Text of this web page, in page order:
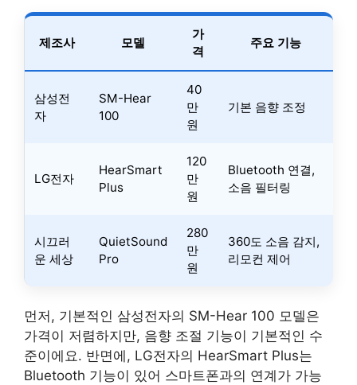
제조사 모델
가
격
주요 기능
삼성전
자
SM-Hear
100
40
만
원
기본 음향 조정
LG전자
HearSmart
Plus
120
만
원
Bluetooth 연결,
소음 필터링
시끄러
운 세상
QuietSound
Pro
280
만
원
360도 소음 감지,
리모컨 제어
먼저, 기본적인 삼성전자의 SM-Hear 100 모델은
가격이 저렴하지만, 음향 조절 기능이 기본적인 수
준이에요. 반면에, LG전자의 HearSmart Plus는
Bluetooth 기능이 있어 스마트폰과의 연계가 가능